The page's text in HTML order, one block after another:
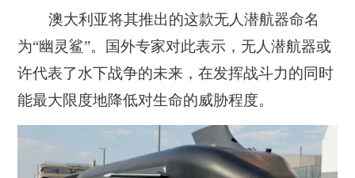
澳大利亚将其推出的这款无人潜航器命名
为“幽灵鲨”。国外专家对此表示，无人潜航器或
许代表了水下战争的未来，在发挥战斗力的同时
能最大限度地降低对生命的威胁程度。